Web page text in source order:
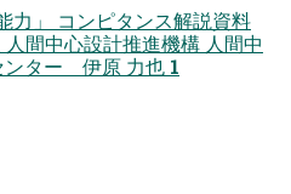
力」 コンピタンス解説資料
間中心設計推進機構 人間中
ンター 伊原 力也 1